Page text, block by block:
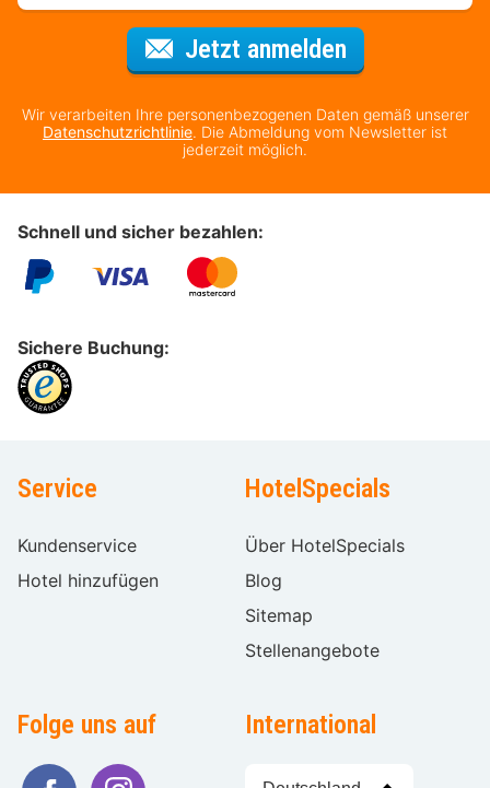
Jetzt anmeldenFür den
Wir verarbeiten Ihre personenbezogenen Daten gemäß unserer
Datenschutzrichtlinie. Die Abmeldung vom Newsletter ist
jederzeit möglich.
Schnell und sicher bezahlen:
Sichere Buchung:
Service
Kundenservice
Hotel hinzufügen
HotelSpecials
Über HotelSpecials
Blog
Sitemap
Stellenangebote
Folge uns auf International